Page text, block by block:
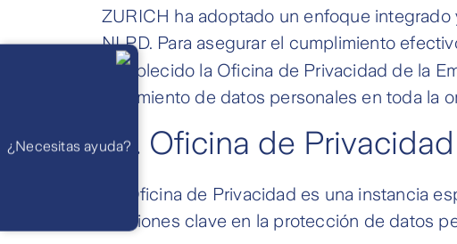
ZURICH ha adoptado un enfoque
NLPD. Para asegurar el cumplimiento
establecido la Oficina de Privacidad de la
tratamiento de datos personales en toda la
3.1. Oficina de Privacidad
La Oficina de Privacidad es una instancia
funciones clave en la protección de datos
¿Necesitas ayuda?
Llámanos
Atención 24